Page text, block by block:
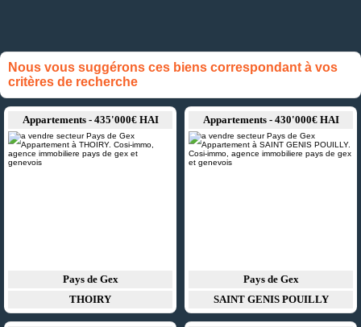
Nous vous suggérons ces biens correspondant à vos
critères de recherche
Appartements - 435'000€ HAI
Pays de Gex
THOIRY
Appartements - 430'000€ HAI
Pays de Gex
SAINT GENIS POUILLY